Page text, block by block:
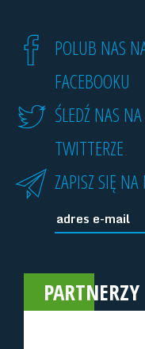
POLUB NAS
FACEBOOKU
ŚLEDŹ NAS NA
TWITTERZE
ZAPISZ SIĘ
PARTNERZY